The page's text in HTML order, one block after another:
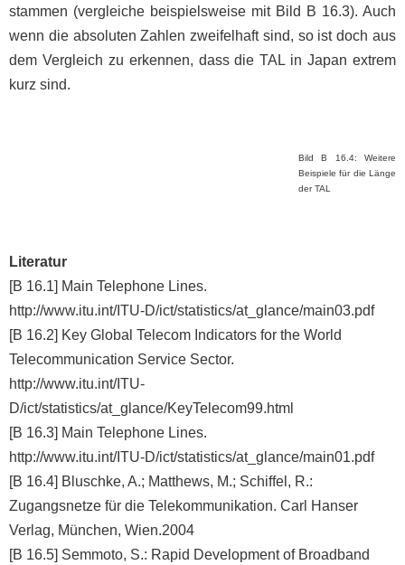
stammen (vergleiche beispielsweise mit Bild B 16.3). Auch
wenn die absoluten Zahlen zweifelhaft sind, so ist doch aus
dem Vergleich zu erkennen, dass die TAL in Japan extrem
kurz sind.
Bild B 16.4: Weitere
Beispiele für die Länge
der TAL
Literatur
[B 16.1] Main Telephone Lines.
http://www.itu.int/ITU-D/ict/statistics/at_glance/main03.pdf
[B 16.2] Key Global Telecom Indicators for the World
Telecommunication Service Sector.
http://www.itu.int/ITU-
D/ict/statistics/at_glance/KeyTelecom99.html
[B 16.3] Main Telephone Lines.
http://www.itu.int/ITU-D/ict/statistics/at_glance/main01.pdf
[B 16.4] Bluschke, A.; Matthews, M.; Schiffel, R.:
Zugangsnetze für die Telekommunikation. Carl Hanser
Verlag, München, Wien.2004
[B 16.5] Semmoto, S.: Rapid Development of Broadband